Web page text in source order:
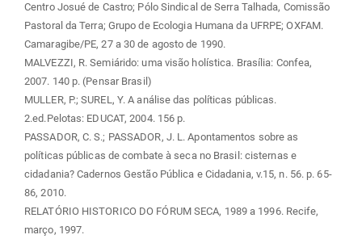
Centro Josué de Castro; Pólo Sindical de Serra Talhada, Comissão
Pastoral da Terra; Grupo de Ecologia Humana da UFRPE; OXFAM.
Camaragibe/PE, 27 a 30 de agosto de 1990.
MALVEZZI, R. Semiárido: uma visão holística. Brasília: Confea,
2007. 140 p. (Pensar Brasil)
MULLER, P.; SUREL, Y. A análise das políticas públicas.
2.ed.Pelotas: EDUCAT, 2004. 156 p.
PASSADOR, C. S.; PASSADOR, J. L. Apontamentos sobre as
políticas públicas de combate à seca no Brasil: cisternas e
cidadania? Cadernos Gestão Pública e Cidadania, v.15, n. 56. p. 65-
86, 2010.
RELATÓRIO HISTORICO DO FÓRUM SECA, 1989 a 1996. Recife,
março, 1997.